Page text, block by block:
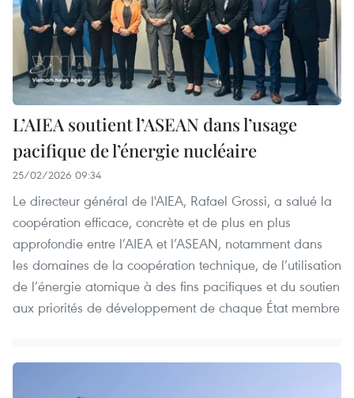
L’AIEA soutient l’ASEAN dans l’usage
pacifique de l’énergie nucléaire
25/02/2026 09:34
Le directeur général de l'AIEA, Rafael Grossi, a salué la
coopération efficace, concrète et de plus en plus
approfondie entre l’AIEA et l’ASEAN, notamment dans
les domaines de la coopération technique, de l’utilisation
de l’énergie atomique à des fins pacifiques et du soutien
aux priorités de développement de chaque État membre